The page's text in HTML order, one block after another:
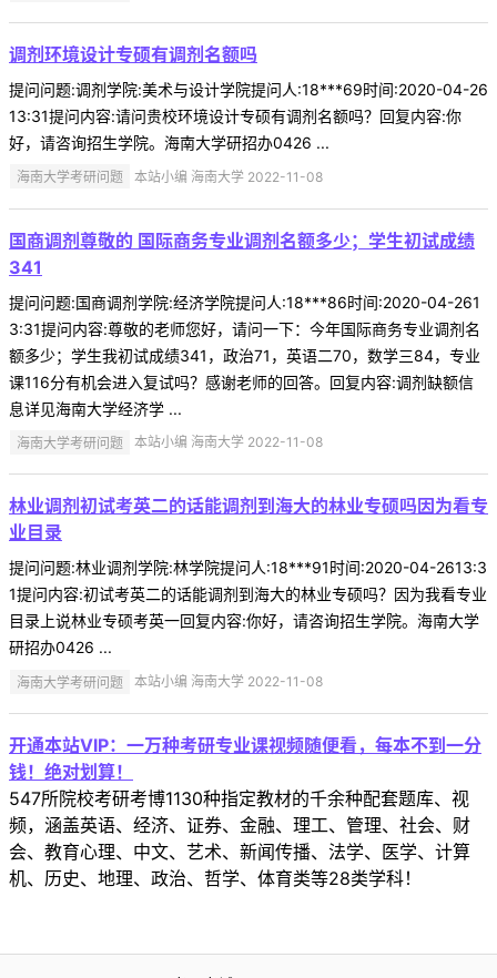
调剂环境设计专硕有调剂名额吗
提问问题:调剂学院:美术与设计学院提问人:18***69时间:2020-04-26
13:31提问内容:请问贵校环境设计专硕有调剂名额吗？回复内容:你
好，请咨询招生学院。海南大学研招办0426 ...
海南大学考研问题 本站小编 海南大学 2022-11-08
国商调剂尊敬的 国际商务专业调剂名额多少；学生初试成绩
341
提问问题:国商调剂学院:经济学院提问人:18***86时间:2020-04-261
3:31提问内容:尊敬的老师您好，请问一下：今年国际商务专业调剂名
额多少；学生我初试成绩341，政治71，英语二70，数学三84，专业
课116分有机会进入复试吗？感谢老师的回答。回复内容:调剂缺额信
息详见海南大学经济学 ...
海南大学考研问题 本站小编 海南大学 2022-11-08
林业调剂初试考英二的话能调剂到海大的林业专硕吗因为看专
业目录
提问问题:林业调剂学院:林学院提问人:18***91时间:2020-04-2613:3
1提问内容:初试考英二的话能调剂到海大的林业专硕吗？因为我看专业
目录上说林业专硕考英一回复内容:你好，请咨询招生学院。海南大学
研招办0426 ...
海南大学考研问题 本站小编 海南大学 2022-11-08
开通本站VIP：一万种考研专业课视频随便看，每本不到一分
钱！绝对划算！
547所院校考研考博1130种指定教材的千余种配套题库、视
频，涵盖英语、经济、证券、金融、理工、管理、社会、财
会、教育心理、中文、艺术、新闻传播、法学、医学、计算
机、历史、地理、政治、哲学、体育类等28类学科！